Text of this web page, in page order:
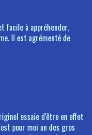
facile à appréhender,
Il est agrémenté de
essaie d'être en effet
pour moi un des gros